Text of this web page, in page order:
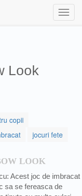
Look
copii
jocuri fete
LOOK
Acest joc de imbracat
sa se fereasca de